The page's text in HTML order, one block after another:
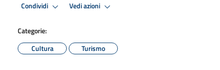
Condividi Vedi azioni
Categorie:
Cultura
Turismo